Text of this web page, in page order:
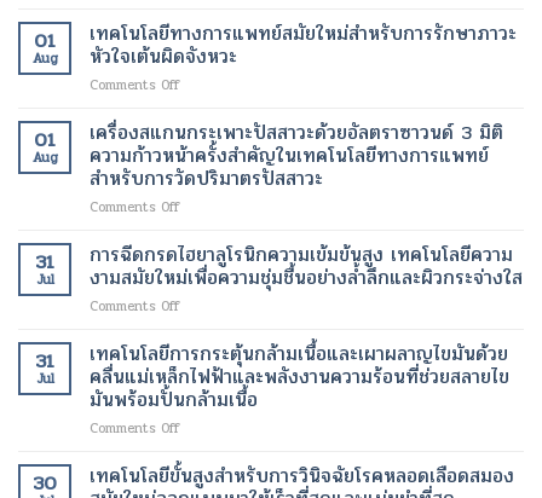
ตาม
ปกติ
อีก
เทคโนโลยี
ทางการ
แพทย์
สมัย
วงการ
เพื่อ
ร้าย
แรง
ล
ลา
งาม
สมัย
ใหม่
ผิว
อย่าง
เป็น
ช่วย
ลด
น้ำ
หนัก
ใหม่
เทคโนโลยี
ของ
การ
จัดการ
หนัก
สมัย
01
Aug
เทคโนโลยีทางการแพทย์สมัยใหม่สำหรับการรักษาภาวะ
หัวใจเต้นผิดจังหวะ
Comments Offon
ทางการ
แพทย์
สมัย
ใหม่
สำหรับ
รักษา
ภาวะ
หัวใจ
เต้น
จังหวะ
01
Aug
เครื่องสแกนกระเพาะปัสสาวะด้วยอัลตราซาวนด์ 3 มิติ
ความก้าวหน้าครั้งสำคัญในเทคโนโลยีทางการแพทย์
สำหรับการวัดปริมาตรปัสสาวะ
Comments Offon
สแกน
กระเพาะ
ปัสสาวะ
ด้วย
ซา
วนด์
3
มิติ
ความ
ครั้ง
สำคัญ
31
Jul
การฉีดกรดไฮยาลูโรนิกความเข้มข้นสูง เทคโนโลยีความ
งามสมัยใหม่เพื่อความชุ่มชื้นอย่างล้ำลึกและผิวกระจ่างใส
Comments Offon
ฉีด
กรด
ไฮ
ยา
ลู
นิก
ความ
31
Jul
เทคโนโลยีการกระตุ้นกล้ามเนื้อและเผาผลาญไขมันด้วย
คลื่นแม่เหล็กไฟฟ้าและพลังงานความร้อนที่ช่วยสลายไข
มันพร้อมปั้นกล้ามเนื้อ
Comments Offon
การก
ระ
30 เทคโนโลยีขั้นสูงสำหรับการวินิจฉัยโรคหลอดเลือดสมอง